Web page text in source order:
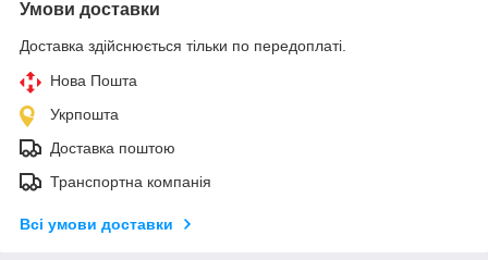
Умови доставки
Доставка здійснюється тільки по передоплаті.
Нова Пошта
Укрпошта
Доставка поштою
Транспортна компанія
Всі умови доставки